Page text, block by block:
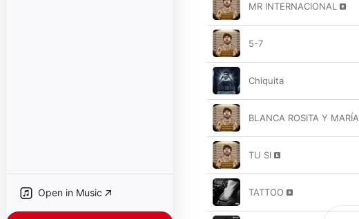
Open in Music
MR INTERNACIONAL
5-7
Chiquita
BLANCA ROSITA Y MARÍA
TU SI
TATTOO